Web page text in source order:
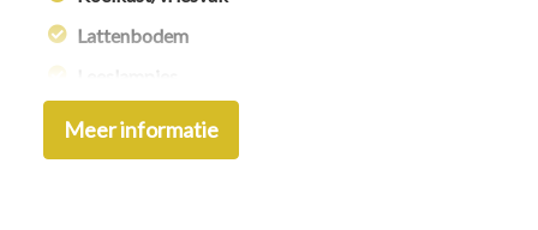
Lattenbodem
Magnetron
Middenkeuken
Meer informatie